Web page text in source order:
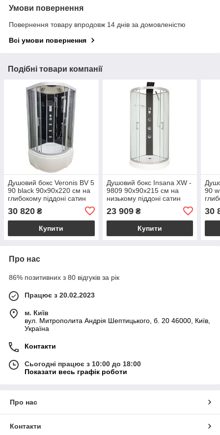
Умови повернення
Повернення товару впродовж 14 днів за домовленістю
Всі умови повернення
Подібні товари компанії
Душовий бокс Veronis BV 5
90 black 90х90х220 см на
глибокому піддоні сатин
двері
30 820 ₴
Купити
Душовий бокс Insana XW -
9809 90x90x215 см на
низькому піддоні сатин
прозоре скло з візерунком
розпашні двері
23 909₴
Купити
90
30
Про нас
86% позитивних з 80 відгуків за рік
Працює з 20.02.2023
м. Київ
вул. Митрополита Андрія Шептицького, б. 20 46000, Київ,
Україна
Контакти
Сьогодні працює з 10:00 до 18:00
Показати весь графік роботи
Про нас
Контакти